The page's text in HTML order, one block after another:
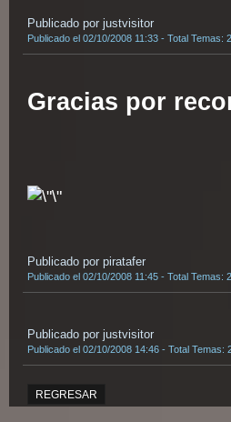
Publicado por justvisitor
Publicado el 02/10/2008 11:33 - Total Temas:
Gracias por
Publicado por piratafer
Publicado el 02/10/2008 11:45 - Total Temas:
Publicado por justvisitor
Publicado el 02/10/2008 14:46 - Total Temas:
REGRESAR